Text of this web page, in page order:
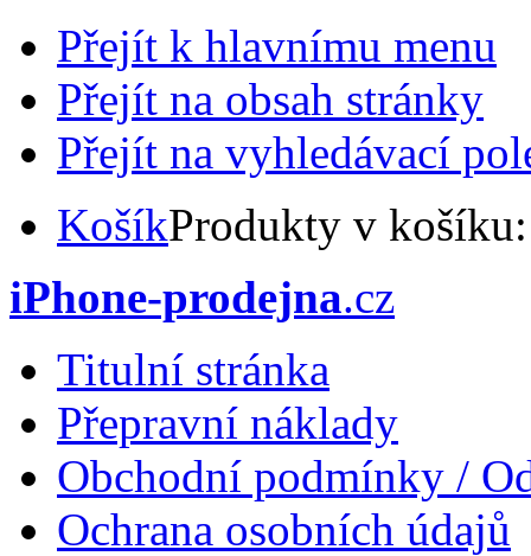
Přejít k hlavnímu menu
Přejít na obsah stránky
Přejít na vyhledávací
KošíkProdukty v
iPhone-prodejna.cz
Titulní stránka
Přepravní náklady
Obchodní podmínky /
Ochrana osobních údajů